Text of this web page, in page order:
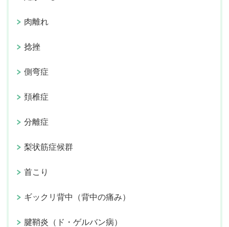
肉離れ
捻挫
側弯症
頚椎症
分離症
梨状筋症候群
首こり
ギックリ背中（背中の痛み）
腱鞘炎（ド・ゲルバン病）